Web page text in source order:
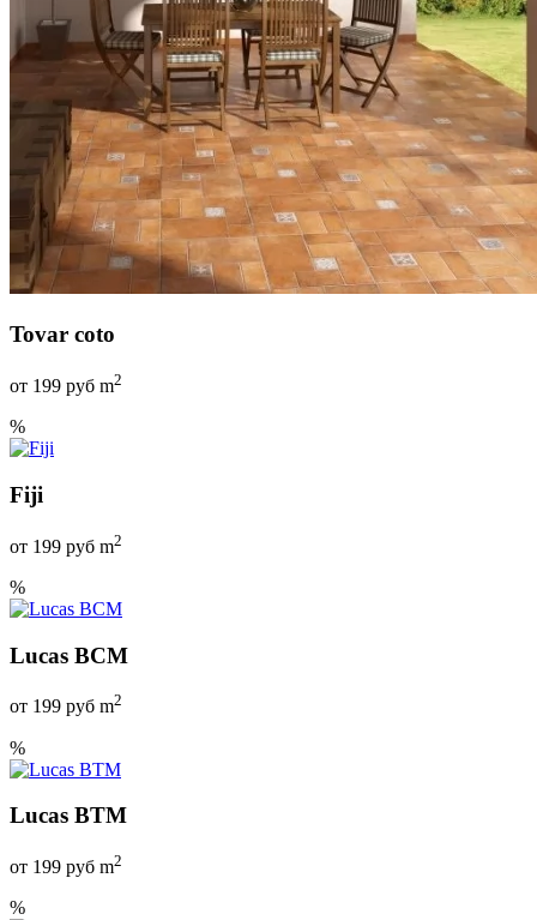
Tovar coto
от 199 руб m2
%
Fiji
от 199 руб m2
%
Lucas BCM
от 199 руб m2
%
Lucas BTM
от 199 руб m2
%